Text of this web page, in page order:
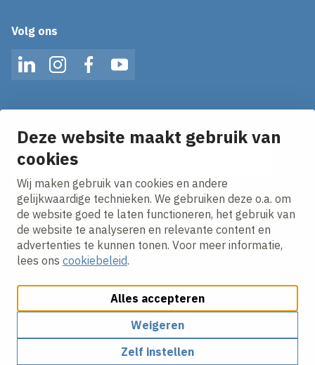
Deze website maakt gebruik van
cookies
Wij maken gebruik van cookies en andere
gelijkwaardige technieken. We gebruiken deze o.a. om
de website goed te laten functioneren, het gebruik van
de website te analyseren en relevante content en
advertenties te kunnen tonen. Voor meer informatie,
lees ons cookiebeleid.
Alles accepteren
Weigeren
Zelf instellen
Volg ons
LinkedInInstagramFacebookYouTube
Ontvang onze nieuws alerts in je mailbox!
E-mailadres
Ik ga akkoord met hetprivacy statement.
Cookies aanpassenCookie beleidPrivacy policy
Algemene inkoopvoorwaarden